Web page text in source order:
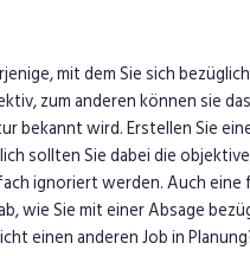
mit dem Sie sich
zum anderen können sie
bekannt wird. Erstellen Sie
sollten Sie dabei die
ignoriert werden. Auch
wie Sie mit einer Absage
einen anderen Job in